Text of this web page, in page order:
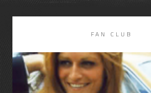
FAN CLUB